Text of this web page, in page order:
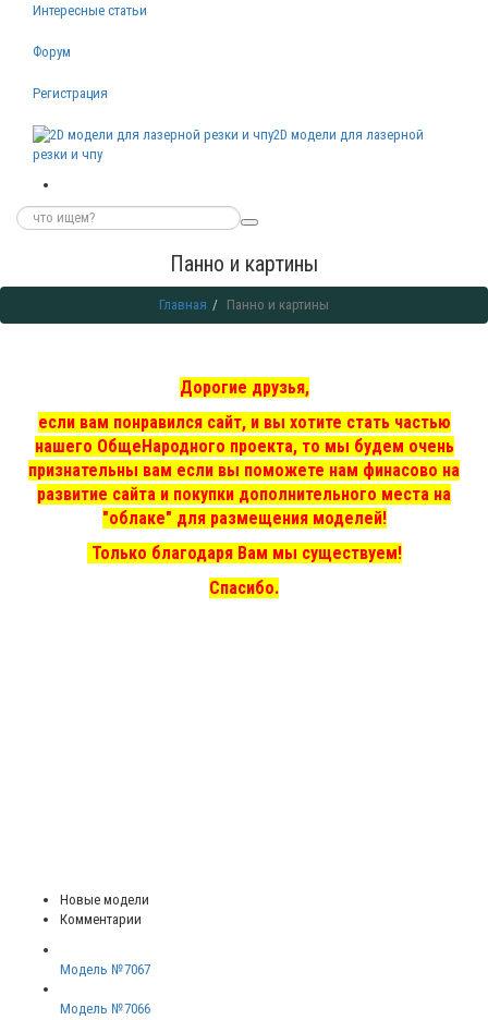
Интересные статьи
Форум
Регистрация
2D модели для лазерной
резки и чпу
Панно и картины
Главная Панно и картины
Дорогие друзья,
если вам понравился сайт, и вы хотите стать частью
нашего ОбщеНародного проекта, то мы будем очень
признательны вам если вы поможете нам финасово на
развитие сайта и покупки дополнительного места на
"облаке" для размещения моделей!
Только благодаря Вам мы существуем!
Спасибо.
Новые модели
Комментарии
Модель №7067
Модель №7066